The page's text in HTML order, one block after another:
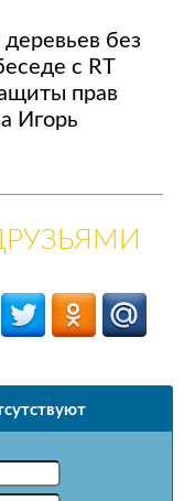
без
с RT
прав
Игорь